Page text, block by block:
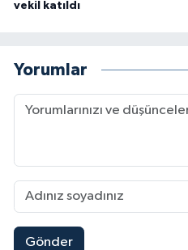
vekil katıldı
Yorumlar
Gönder